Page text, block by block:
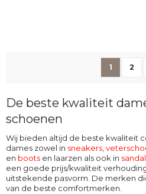
U lees
1 2
De beste kwaliteit
schoenen
Wij bieden altijd de beste kwaliteit
dames zowel in sneakers,
en boots en laarzen als ook in
een goede prijs/kwaliteit
uitstekende pasvorm. De merken
van de beste comfortmerken.